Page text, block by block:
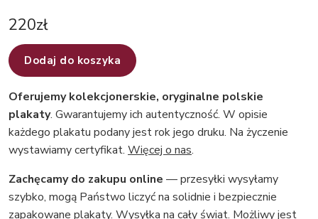
220zł
Dodaj do koszyka
Oferujemy kolekcjonerskie, oryginalne polskie
plakaty. Gwarantujemy ich autentyczność. W opisie
każdego plakatu podany jest rok jego druku. Na życzenie
wystawiamy certyfikat. Więcej o nas.
Zachęcamy do zakupu online — przesyłki wysyłamy
szybko, mogą Państwo liczyć na solidnie i bezpiecznie
zapakowane plakaty. Wysyłka na cały świat. Możliwy jest